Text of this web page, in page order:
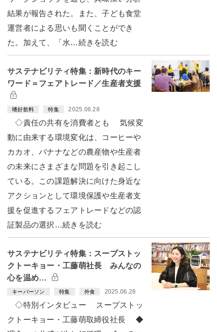
結果が報告された。また、子ども食堂
運営者による思いも聞くことができ
た。加えて、「水…続きを読む
サステナビリティ特集：新時代のキー
ワード＝フェアトレード／生産者支援
嗜好飲料 特集 2025.06.28
◇責任の共有を消費者とも 気候変
動に由来する環境変化は、コーヒーや
カカオ、バナナなどの農産物や生産者
の未来にさまざまな問題を引き起こし
ている。この課題解決に向けた身近な
アクションとして環境保護や生産者支
援を促進するフェアトレードなどの認
証製品の選択…続きを読む
サステナビリティ特集：スープストッ
クトーキョー・工藤萌社長 みんなの
心を温め…
キーパーソン 特集 外食 2025.06.28
◇特別インタビュー スープストッ
クトーキョー・工藤萌取締役社長 ◆